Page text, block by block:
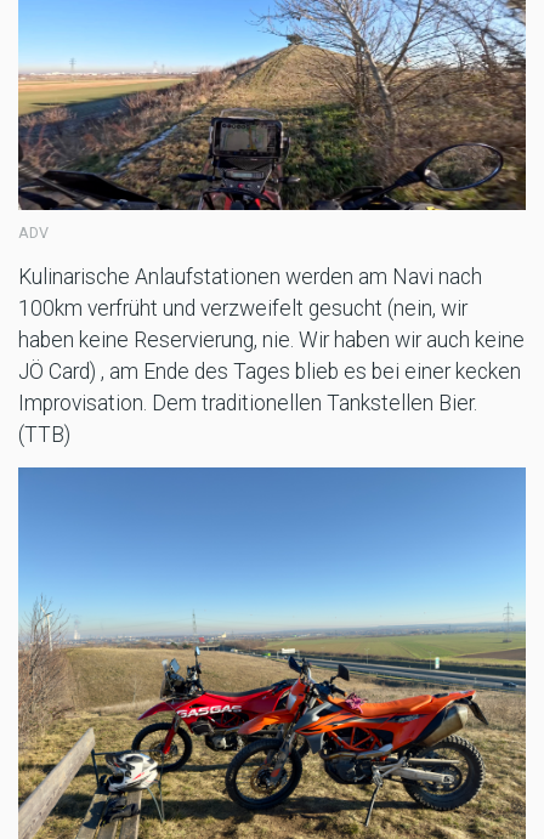
ADV
Kulinarische Anlaufstationen werden am Navi nach
100km verfrüht und verzweifelt gesucht (nein, wir
haben keine Reservierung, nie. Wir haben wir auch keine
JÖ Card) , am Ende des Tages blieb es bei einer kecken
Improvisation. Dem traditionellen Tankstellen Bier.
(TTB)